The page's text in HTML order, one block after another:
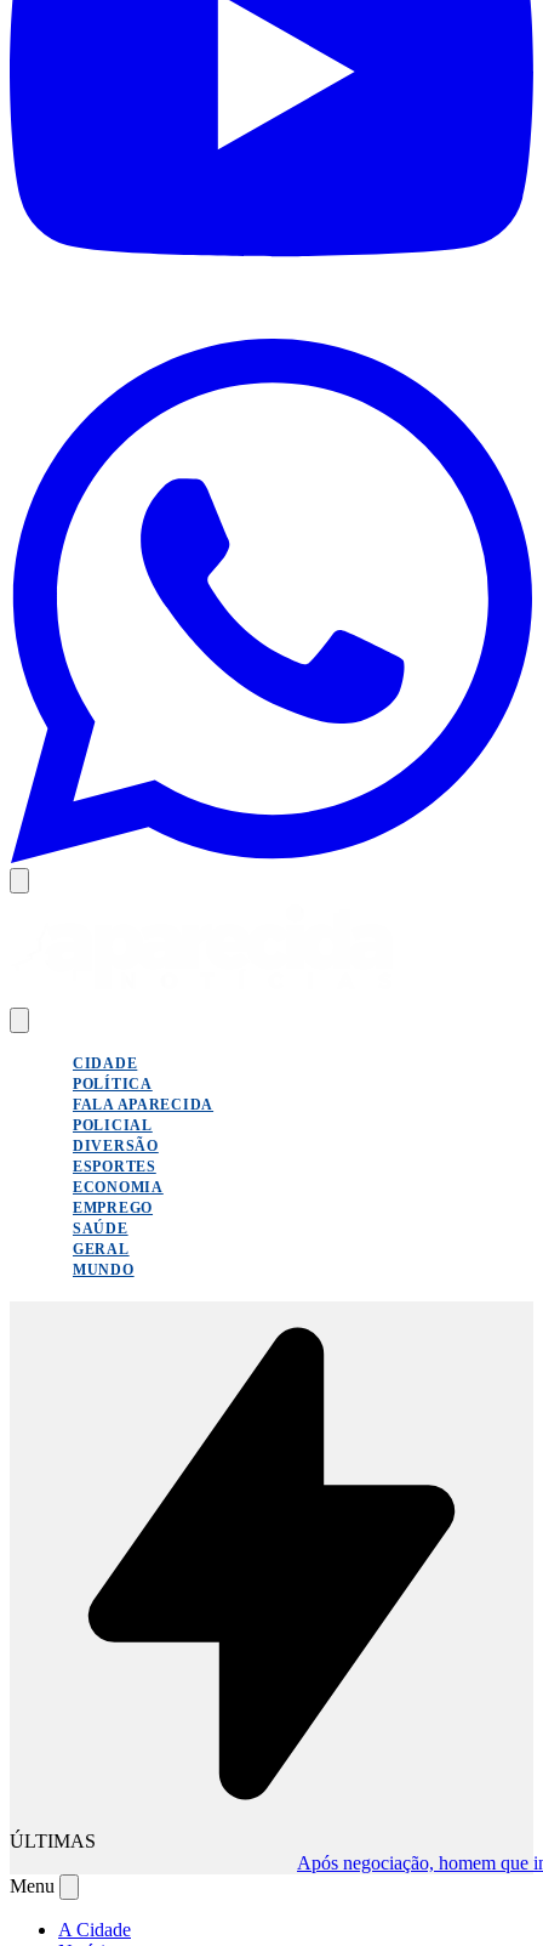
CIDADE
POLÍTICA
FALA APARECIDA
POLICIAL
DIVERSÃO
ESPORTES
ECONOMIA
EMPREGO
SAÚDE
GERAL
MUNDO
ÚLTIMAS
Após negociação, homem que
Menu
A Cidade